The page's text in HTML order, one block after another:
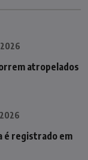
atropelados
é registrado em